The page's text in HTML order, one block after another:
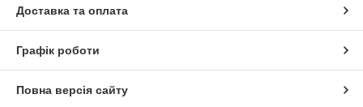
Доставка та оплата
Графік роботи
Повна версія сайту